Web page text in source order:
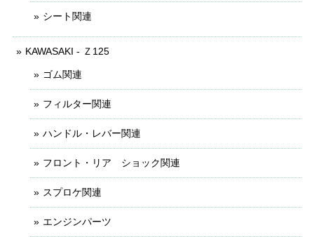
シート関連
KAWASAKI - Ｚ125
ゴム関連
フィルター関連
ハンドル・レバー関連
フロント・リア ショック関連
スプロケ関連
エンジンパーツ